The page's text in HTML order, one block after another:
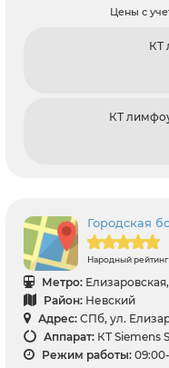
Цены с
КТ
КТ
Городская
Народный рейтинг
Метро:
Район: Невский
Адрес: СПб, ул.
Аппарат: КТ Siemens
Режим работы: